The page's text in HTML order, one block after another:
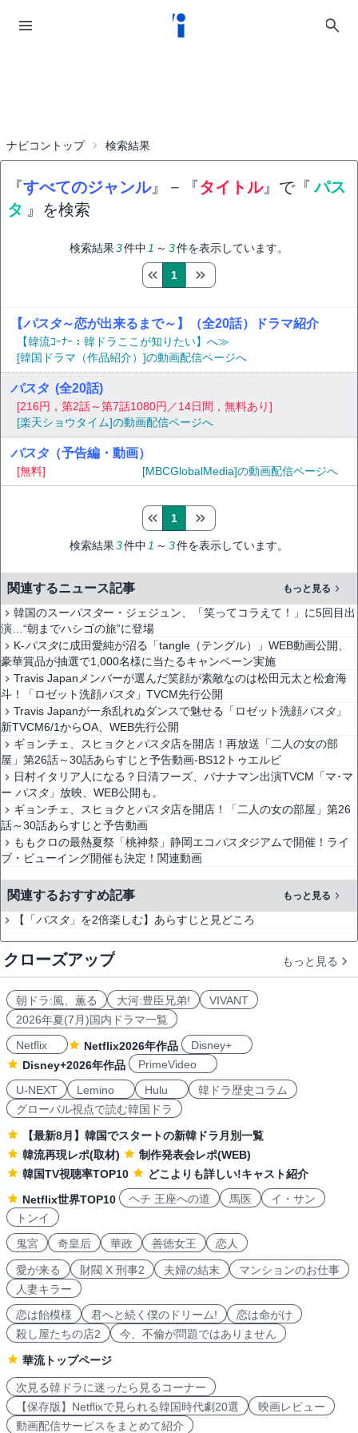
ナビコントップ 検索結果
『すべてのジャンル』 − 『タイトル』で『 パス
タ 』を検索
検索結果3件中 1 ～ 3件を表示しています。
1
【パスタ～恋が出来るまで～】（全20話）ドラマ紹介
【韓流ｺｰﾅｰ：韓ドラここが知りたい】へ≫
[韓国ドラマ（作品紹介）]の動画配信ページへ
パスタ (全20話)
[216円，第2話～第7話1080円／14日間，無料あり]
[楽天ショウタイム]の動画配信ページへ
パスタ （予告編・動画）
[無料] [MBCGlobalMedia]の動画配信ページへ
検索結果3件中 1 ～ 3件を表示しています。
1
関連するニュース記事 もっと見る
韓国のスーパスター・ジェジュン、「笑ってコラえて！」に5回目出
演…“朝までハシゴの旅”に登場
K-パスタに成田愛純が沼る「tangle（テングル）」WEB動画公開、
豪華賞品が抽選で1,000名様に当たるキャンペーン実施
Travis Japanメンバーが選んだ笑顔が素敵なのは松田元太と松倉海
斗！「ロゼット洗顔パスタ 」TVCM先行公開
Travis Japanが一糸乱れぬダンスで魅せる「ロゼット洗顔パスタ 」
新TVCM6/1からOA、WEB先行公開
ギョンチェ、スヒョクと パスタ店を開店！再放送「二人の女の部
屋」第26話～30話あらすじと予告動画-BS12トゥエルビ
日村イタリア人になる？日清フーズ、バナナマン出演TVCM「マ･マ
ー パスタ 」放映、WEB公開も。
ギョンチェ、スヒョクと パスタ店を開店！「二人の女の部屋」第26
話～30話あらすじと予告動画
ももクロの最熱夏祭「桃神祭」静岡エコパスタジアムで開催！ライ
ブ・ビューイング開催も決定！関連動画
関連するおすすめ記事 もっと見る
【「パスタ 」を2倍楽しむ】あらすじと見どころ
クローズアップ もっと見る
朝ドラ:風、薫る 大河:豊臣兄弟!
VIVANT
2026年夏(7月)国内ドラマ一覧
Netflix
Netflix2026年作品
Disney+
Disney+2026年作品
PrimeVideo
U-NEXT
Lemino Hulu
韓ドラ歴史コラム
グローバル視点で読む韓国ドラ
【最新8月】韓国でスタートの新韓ドラ月別一覧
韓流再現レポ(取材)
制作発表会レポ(WEB)
韓国TV視聴率TOP10
どこよりも詳しい!キャスト紹介
Netflix世界TOP10
ヘチ 王座への道 馬医
イ・サン
トンイ
鬼宮
奇皇后 華政 善徳女王 恋人
愛が来る 財閥 X 刑事2 夫婦の結末
マンションのお仕事
人妻キラー
恋は飴模様
君へと続く僕のドリーム!
恋は命がけ
殺し屋たちの店2
今、不倫が問題ではありません
華流トップページ
次見る韓ドラに迷ったら見るコーナー
【保存版】Netflixで見られる韓国時代劇20選
映画レビュー
動画配信サービスをまとめて紹介